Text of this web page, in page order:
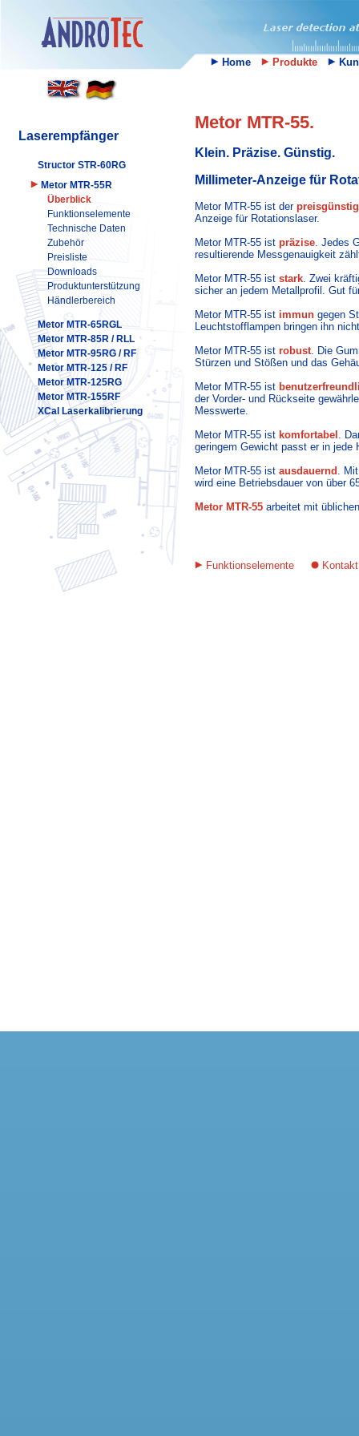
Home Produkte
Laserempfänger
Structor STR-60RG
Metor MTR-55R
Überblick
Funktionselemente
Technische Daten
Zubehör
Preisliste
Downloads
Produktunterstützung
Händlerbereich
Metor MTR-65RGL
Metor MTR-85R / RLL
Metor MTR-95RG / RF
Metor MTR-125 / RF
Metor MTR-125RG
Metor MTR-155RF
XCal Laserkalibrierung
Metor MTR-55.
Klein. Präzise. Günstig.
Millimeter-Anzeige für
Metor MTR-55 ist der
Anzeige für Rotationslaser.
Metor MTR-55 ist präzise. Jedes
resultierende Messgenauigkeit
Metor MTR-55 ist stark. Zwei
sicher an jedem Metallprofil. Gut
Metor MTR-55 ist immun gegen
Leuchtstofflampen bringen ihn
Metor MTR-55 ist robust. Die
Stürzen und Stößen und das
Metor MTR-55 ist
der Vorder- und Rückseite
Messwerte.
Metor MTR-55 ist komfortabel .
geringem Gewicht passt er in jede
Metor MTR-55 ist ausdauernd .
wird eine Betriebsdauer von über
Metor MTR-55 arbeitet mit
Funktionselemente Kontakt